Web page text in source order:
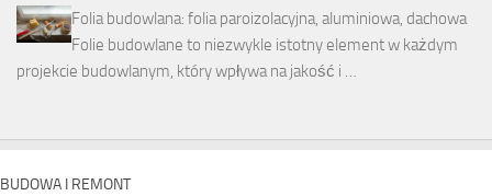
Folia budowlana: folia paroizolacyjna, aluminiowa, dachowa
Folie budowlane to niezwykle istotny element w każdym
projekcie budowlanym, który wpływa na jakość i …
BUDOWA I REMONT